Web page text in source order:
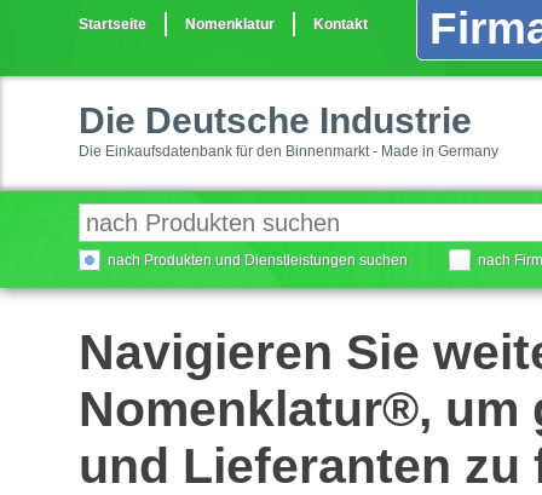
Startseite Nomenklatur Kontakt
Die Deutsche Industrie
Die Einkaufsdatenbank für den Binnenmarkt - Made in Germany
nach Produkten und Dienstleistungen suchen nach
Navigieren Sie
Nomenklatur®, um
und Lieferanten zu